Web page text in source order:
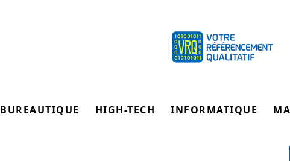
BUREAUTIQUE HIGH-TECH INFORMATIQUE